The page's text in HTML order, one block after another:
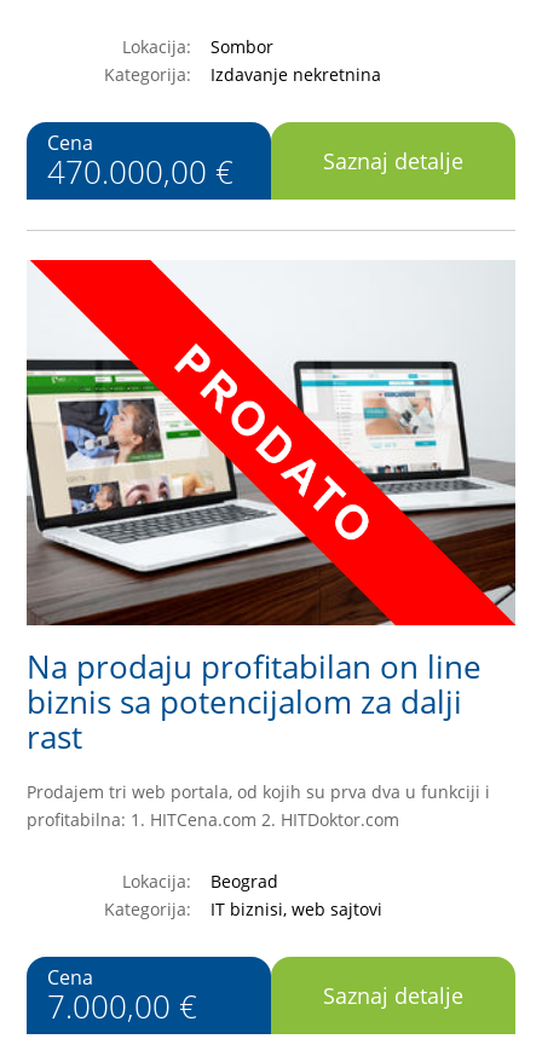
Lokacija:
Sombor
Kategorija:
Izdavanje nekretnina
Cena
470.000,00 € Saznaj detalje
Na prodaju profitabilan on line
biznis sa potencijalom za dalji
rast
Prodajem tri web portala, od kojih su prva dva u funkciji i
profitabilna: 1. HITCena.com 2. HITDoktor.com
Lokacija:
Beograd
Kategorija:
IT biznisi, web sajtovi
Cena
7.000,00 € Saznaj detalje